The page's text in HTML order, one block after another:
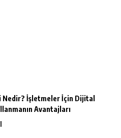
Nedir? İşletmeler İçin Dijital
Avantajları